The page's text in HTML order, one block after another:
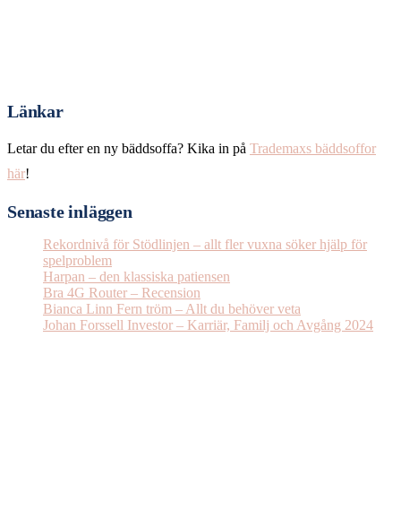
Länkar
Letar du efter en ny bäddsoffa? Kika in på Trademaxs bäddsoffor
här!
Senaste inläggen
Rekordnivå för Stödlinjen – allt fler vuxna söker hjälp för
spelproblem
Harpan – den klassiska patiensen
Bra 4G Router – Recension
Bianca Linn Fern tröm – Allt du behöver veta
Johan Forssell Investor – Karriär, Familj och Avgång 2024